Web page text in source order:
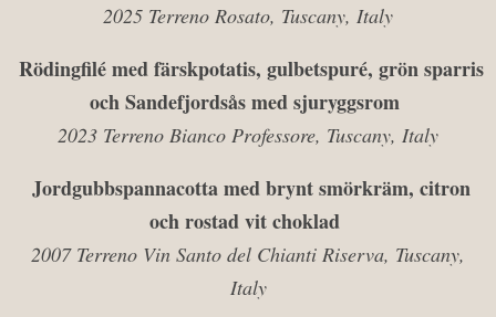
2025 Terreno Rosato, Tuscany, Italy
Rödingfilé med färskpotatis, gulbetspuré, grön sparris
och Sandefjordsås med sjuryggsrom
2023 Terreno Bianco Professore, Tuscany, Italy
Jordgubbspannacotta med brynt smörkräm, citron
och rostad vit choklad
2007 Terreno Vin Santo del Chianti Riserva, Tuscany,
Italy